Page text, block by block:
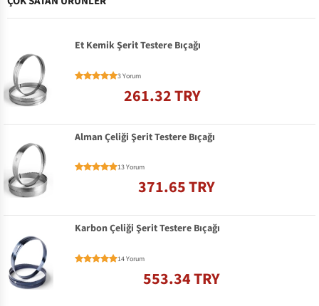
Et Kemik Şerit Testere Bıçağı
3 Yorum
261.32 TRY
Alman Çeliği Şerit Testere Bıçağı
13 Yorum
371.65 TRY
Karbon Çeliği Şerit Testere Bıçağı
14 Yorum
553.34 TRY